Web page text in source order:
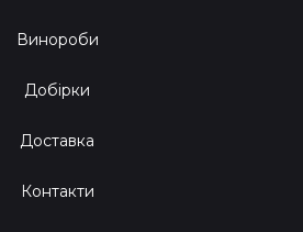
Винороби
Добірки
Доставка
Контакти